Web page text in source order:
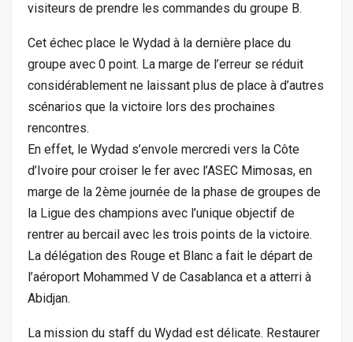
visiteurs de prendre les commandes du groupe B.
Cet échec place le Wydad à la dernière place du
groupe avec 0 point. La marge de l’erreur se réduit
considérablement ne laissant plus de place à d’autres
scénarios que la victoire lors des prochaines
rencontres.
En effet, le Wydad s’envole mercredi vers la Côte
d’Ivoire pour croiser le fer avec l’ASEC Mimosas, en
marge de la 2ème journée de la phase de groupes de
la Ligue des champions avec l’unique objectif de
rentrer au bercail avec les trois points de la victoire.
La délégation des Rouge et Blanc a fait le départ de
l’aéroport Mohammed V de Casablanca et a atterri à
Abidjan.
La mission du staff du Wydad est délicate. Restaurer